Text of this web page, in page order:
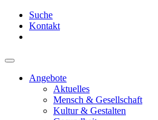
Suche
Kontakt
Angebote
Aktuelles
Mensch & Gesellschaft
Kultur & Gestalten